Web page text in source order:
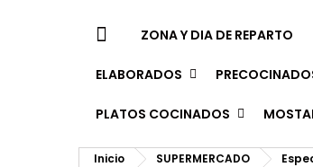
ZONA Y DIA DE REPARTO
ELABORADOS
PLATOS COCINADOS
Inicio SUPERMERCADO